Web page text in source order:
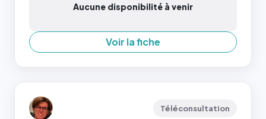
Aucune disponibilité à venir
Voir la fiche
Téléconsultation